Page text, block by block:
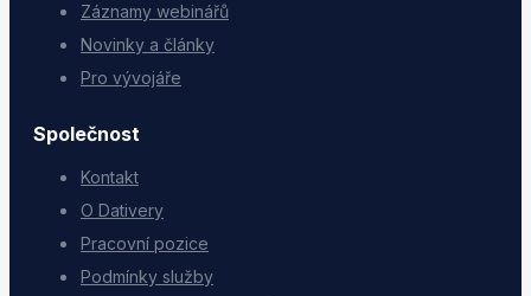
Záznamy webinářů
Novinky a články
Pro vývojáře
Společnost
Kontakt
O Dativery
Pracovní pozice
Podmínky služby